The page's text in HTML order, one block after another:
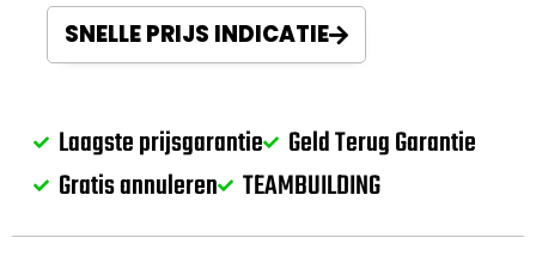
SNELLE PRIJS INDICATIE
Laagste prijsgarantie
Geld Terug Garantie
Gratis annuleren TEAMBUILDING